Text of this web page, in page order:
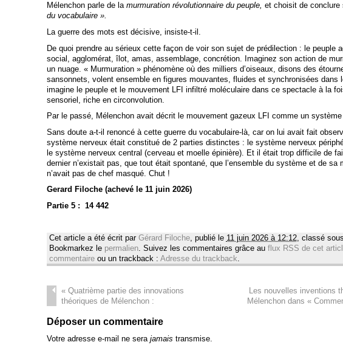
Mélenchon parle de la murmuration révolutionnaire du peuple, et choisit de conclure
du vocabulaire ».
La guerre des mots est décisive, insiste-t-il.
De quoi prendre au sérieux cette façon de voir son sujet de prédilection : le peuple
social, agglomérat, îlot, amas, assemblage, concrétion. Imaginez son action de
un nuage. « Murmuration » phénomène où des milliers d’oiseaux, disons des
sansonnets, volent ensemble en figures mouvantes, fluides et synchronisées dans
imagine le peuple et le mouvement LFI infiltré moléculaire dans ce spectacle à la
sensoriel, riche en circonvolution.
Par le passé, Mélenchon avait décrit le mouvement gazeux LFI comme un
Sans doute a-t-il renoncé à cette guerre du vocabulaire-là, car on lui avait fait
système nerveux était constitué de 2 parties distinctes : le système nerveux
le système nerveux central (cerveau et moelle épinière). Et il était trop difficile de
dernier n’existait pas, que tout était spontané, que l’ensemble du système et de sa
n’avait pas de chef masqué. Chut !
Gerard Filoche (achevé le 11 juin 2026)
Partie 5 : 14 442
Cet article a été écrit par Gérard Filoche, publié le 11 juin 2026 à 12:12, classé sous
Bookmarkez le permalien. Suivez les commentaires grâce au flux RSS de cet
commentaireou un trackback : Adresse du trackback.
«Quatrième partie des innovations
théoriques de Mélenchon :
Les nouvelles inventions
Mélenchon dans «
Déposer un commentaire
Votre adresse e-mail ne sera jamais transmise.